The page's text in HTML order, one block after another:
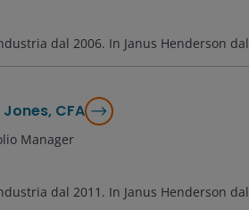
dal 2006. In Janus Henderson dal
CFA
Manager
dal 2011 . In Janus Henderson dal